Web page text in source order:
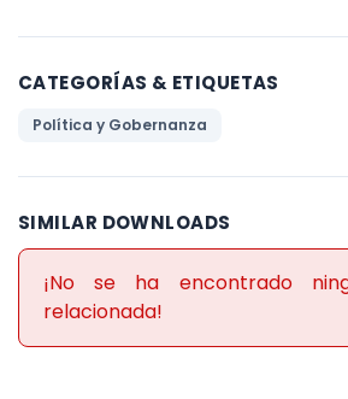
CATEGORÍAS & ETIQUETAS
Política y Gobernanza
SIMILAR DOWNLOADS
¡No se ha encontrado
relacionada!